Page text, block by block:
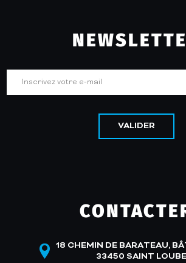
VALIDER
18 CHEMIN DE BARATEAU,
33450 SAINT